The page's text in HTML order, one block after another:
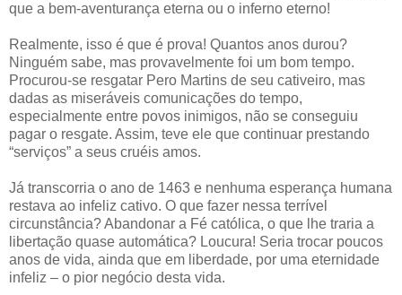
que a bem-aventurança eterna ou o inferno eterno!
Realmente, isso é que é prova! Quantos anos durou?
Ninguém sabe, mas provavelmente foi um bom tempo.
Procurou-se resgatar Pero Martins de seu cativeiro, mas
dadas as miseráveis comunicações do tempo,
especialmente entre povos inimigos, não se conseguiu
pagar o resgate. Assim, teve ele que continuar prestando
“serviços” a seus cruéis amos.
Já transcorria o ano de 1463 e nenhuma esperança humana
restava ao infeliz cativo. O que fazer nessa terrível
circunstância? Abandonar a Fé católica, o que lhe traria a
libertação quase automática? Loucura! Seria trocar poucos
anos de vida, ainda que em liberdade, por uma eternidade
infeliz – o pior negócio desta vida.